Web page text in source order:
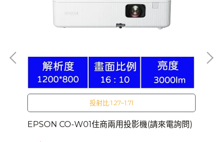
投射比:1.27~1.71
EPSON CO-W01住商兩用投影機(請來電詢問)